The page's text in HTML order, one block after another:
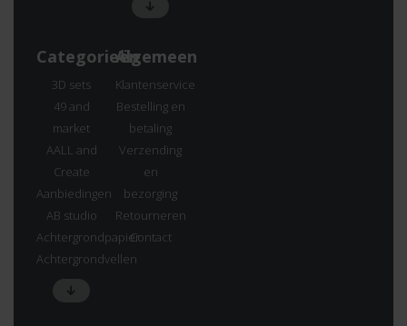
Categorieën
3D sets
49 and
market
AALL and
Create
Aanbiedingen
AB studio
Achtergrondpapier
Achtergrondvellen
Algemeen
Klantenservice
Bestelling en
betaling
Verzending
en
bezorging
Retourneren
Contact